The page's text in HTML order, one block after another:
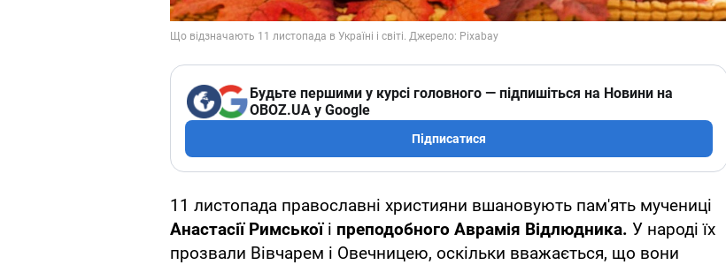
Будьте першими у курсі головного — підпишіться на Новини на
OBOZ.UA у Google
Підписатися
11 листопада православні християни вшановують пам'ять мучениці
Анастасії Римськоїі преподобного Аврамія Відлюдника. У народі їх
прозвали Вівчарем і Овечницею, оскільки вважається, що вони